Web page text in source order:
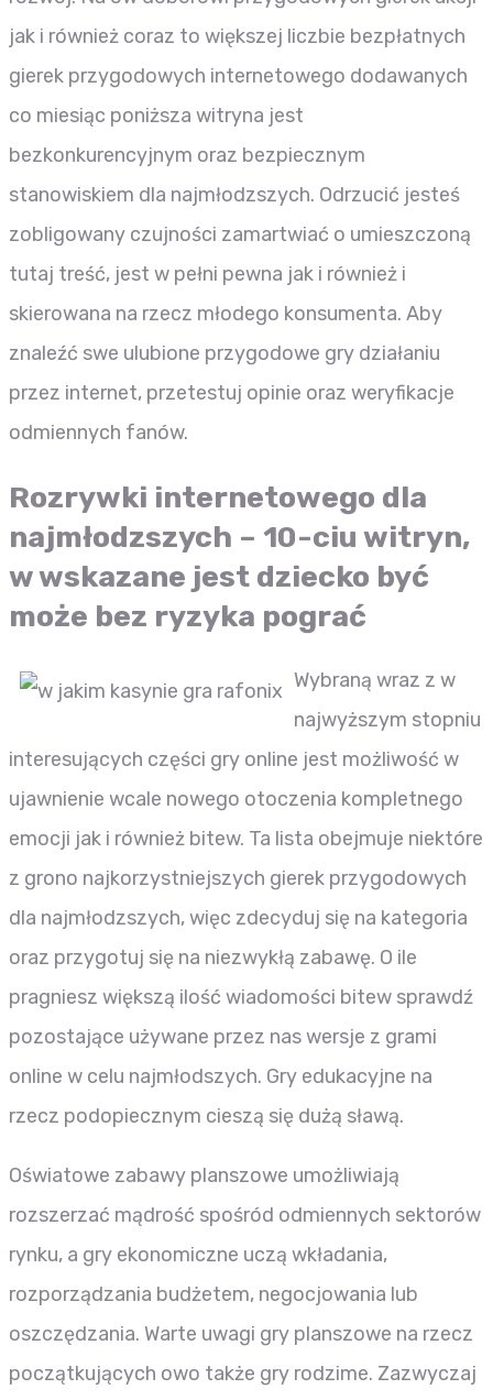
jak i również coraz to większej liczbie bezpłatnych
gierek przygodowych internetowego dodawanych
co miesiąc poniższa witryna jest
bezkonkurencyjnym oraz bezpiecznym
stanowiskiem dla najmłodzszych. Odrzucić jesteś
zobligowany czujności zamartwiać o umieszczoną
tutaj treść, jest w pełni pewna jak i również i
skierowana na rzecz młodego konsumenta. Aby
znaleźć swe ulubione przygodowe gry działaniu
przez internet, przetestuj opinie oraz weryfikacje
odmiennych fanów.
Rozrywki internetowego dla
najmłodzszych – 10-ciu witryn,
w wskazane jest dziecko być
może bez ryzyka pograć
Wybraną wraz z w
najwyższym stopniu
interesujących części gry online jest możliwość w
ujawnienie wcale nowego otoczenia kompletnego
emocji jak i również bitew. Ta lista obejmuje niektóre
z grono najkorzystniejszych gierek przygodowych
dla najmłodzszych, więc zdecyduj się na kategoria
oraz przygotuj się na niezwykłą zabawę. O ile
pragniesz większą ilość wiadomości bitew sprawdź
pozostające używane przez nas wersje z grami
online w celu najmłodszych. Gry edukacyjne na
rzecz podopiecznym cieszą się dużą sławą.
Oświatowe zabawy planszowe umożliwiają
rozszerzać mądrość spośród odmiennych sektorów
rynku, a gry ekonomiczne uczą wkładania,
rozporządzania budżetem, negocjowania lub
oszczędzania. Warte uwagi gry planszowe na rzecz
początkujących owo także gry rodzime. Zazwyczaj